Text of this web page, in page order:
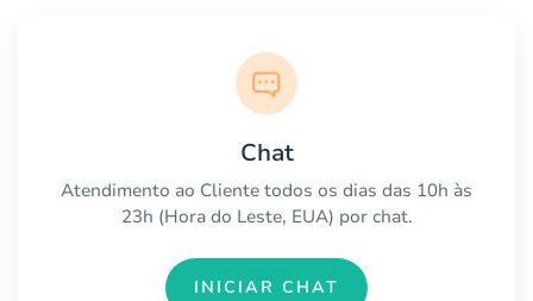
Chat
Atendimento ao Cliente todos os dias das 10h às
23h (Hora do Leste, EUA) por chat.
INICIAR CHAT